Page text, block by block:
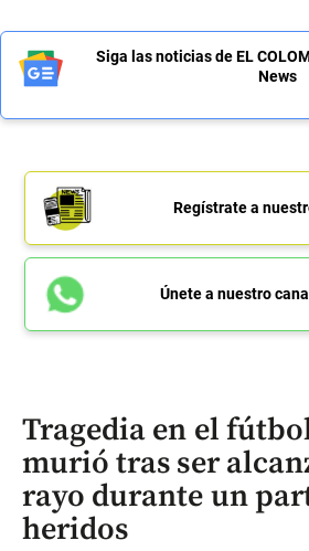
Siga las noticias de EL
News
Regístrate a
Únete a nuestro
Tragedia en el
murió tras ser
rayo durante un
heridos